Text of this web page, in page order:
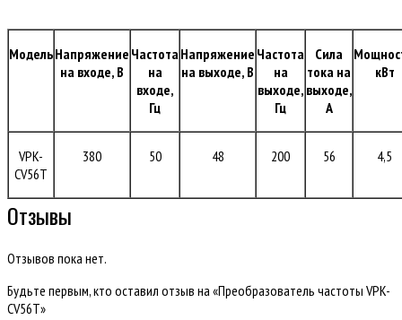
МодельНапряжение
на входе, В
Частота
на
входе,
Гц
Напряжение
на выходе, В
Частота
на
выходе,
Гц
Сила
тока на
выходе,
А
кВт
VPK-
CV56T
380 50 48 200 56 4,5
Отзывы
Отзывов пока нет.
Будьте первым, кто оставил отзыв на «Преобразователь частоты VPK-
CV56T»